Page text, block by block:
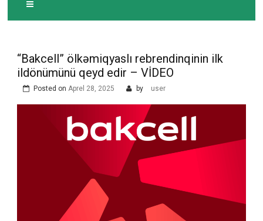
“Bakcell” ölkəmiqyaslı rebrendinqinin ilk
ildönümünü qeyd edir – VİDEO
Posted on Aprel 28, 2025 by user